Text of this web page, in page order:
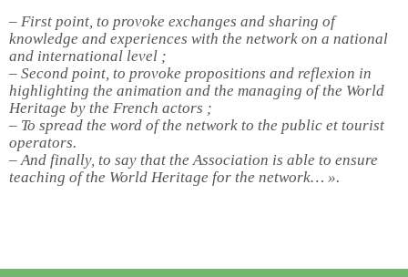
– First point, to provoke exchanges and sharing of
knowledge and experiences with the network on a national
and international level ;
– Second point, to provoke propositions and reflexion in
highlighting the animation and the managing of the World
Heritage by the French actors ;
– To spread the word of the network to the public et tourist
operators.
– And finally, to say that the Association is able to ensure
teaching of the World Heritage for the network… ».